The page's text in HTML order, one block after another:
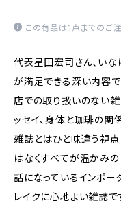
この商品は1点までのご
代表星田宏司さん、い
が満足できる深い内容
店での取り扱いのない
ッセイ、身体と珈琲の
雑誌とはひと味違う視
はなくすべてが温かみ
話になっているインポー
レイクに心地よい雑誌で